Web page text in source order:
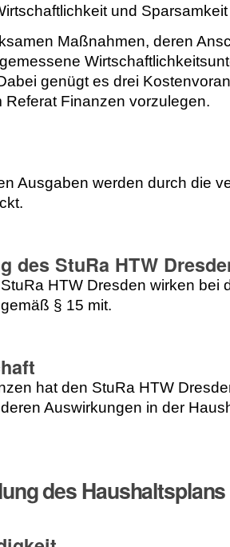
und
Maßnahmen, deren
genügt es drei
Referat Finanzen vorzulegen.
Ausgaben werden durch die
des StuRa HTW
HTW Dresden wirken bei
§ 15 mit.
hat den StuRa HTW
Auswirkungen in der
des Haushaltsplans